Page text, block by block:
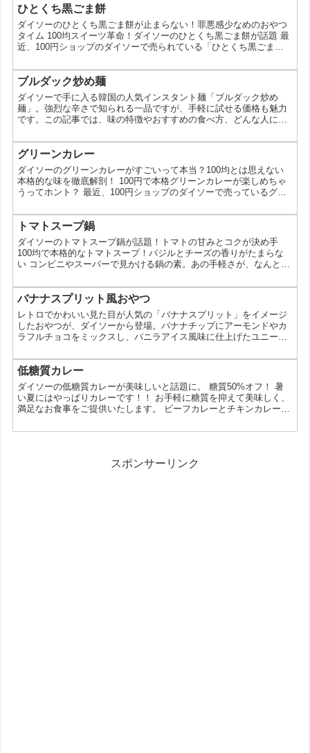
ひとくち黒ごま餅
ダイソーのひとくち黒ごま餅が止まらない！罪悪感少なめのおやつ
タイム 100均スイーツ革命！ダイソーのひとくち黒ごま餅が話題 最
近、100円ショップのダイソーで売られている「ひとくち黒ごま
ばしい黒ごまの風味がたまらないと、SNSでも話題沸騰中。 今回
は、そんなダイソーのひとくち黒ごま餅の魅力を徹底解剖！ なぜダ
イソーのひとくち黒ごま餅がこんなに人気なの？ 【1位】 思わず手
が伸びる！止まらないおいしさ 一口サイズで食...
ブルダック炒め麺
ダイソーで手に入る韓国の人気インスタント麺「ブルダック炒め
麺」。強烈な辛さで知られる一品ですが、手軽に試せる価格も魅力
です。この記事では、味の特徴やおすすめの食べ方、どんな人に向
ます。 ブルダック炒め麺とは？ ブルダック炒め麺は、韓国の食品
メーカー「三養食品」が販売している激辛インスタント麺です。一
般的なスープタイプではなく、湯切り後にソースを絡める「汁なし
タイプ」で、濃厚な旨辛さが特徴です。 一度食べると印象に残る...
グリーンカレー
ダイソーのグリーンカレーがすごいって本当？100均とは思えない
本格的な味を徹底解剖！ 100円で本格グリーンカレーが楽しめちゃ
うってホント？ 最近、100円ショップのダイソーで売っているグリ
格的な味がする！」「手軽にエスニック料理が楽しめる！」と、多
くの人の心を掴んでいるんです。今回は、そんなダイソーのグリー
ンカレーの魅力を徹底的にご紹介します。 なぜダイソーのグリーン
カレーが人気なの？ 1. 100円とは思えない...
トマトスープ鍋
ダイソーのトマトスープ鍋が話題！トマトの甘みとコクが決め手
100均で本格的なトマトスープ！バジルとチーズの香りがたまらな
い コンビニやスーパーで見かける鍋の素。あの手軽さが、なんと
場し、大きな話題となっています。今回は、なぜダイソーのトマト
スープ鍋がこんなにも人気なのか、その秘密を徹底解剖！ トマトス
ープ鍋TOP10！アレンジレシピも紹介 1位 アレンジ自在！トマトス
ープ鍋 定番の野菜はもちろん、海鮮やきのこなど...
バナナスプリット風おやつ
レトロでかわいい見た目が人気の「バナナスプリット」をイメージ
したおやつが、ダイソーから登場。バナナチップにアーモンドやカ
ラフルチョコをミックスし、バニラアイス風味に仕上げたユニーク
魅力。どんなシーンで活躍するのか、具体的に紹介します。 バナナ
スプリット風おやつとは？ バナナスプリットとは、バナナにアイス
やホイップクリームをトッピングしたアメリカの定番デザート。本
商品はその世界観をお菓子で再現したものです。バナナチップ...
低糖質カレー
ダイソーの低糖質カレーが美味しいと話題に。 糖質50%オフ！ 暑
い夏にはやっぱりカレーです！！ お手軽に糖質を抑えて美味しく、
満足なお食事をご提供いたします。 ビーフカレーとチキンカレーの
辛 低糖質チキンカレー 中辛 ※各種100円（税抜） この投稿を
種類がございます。 （いずれも中...
スポンサーリンク